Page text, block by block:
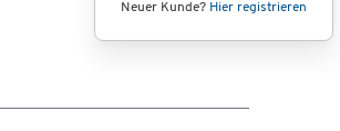
Neuer Kunde? Hier registrieren